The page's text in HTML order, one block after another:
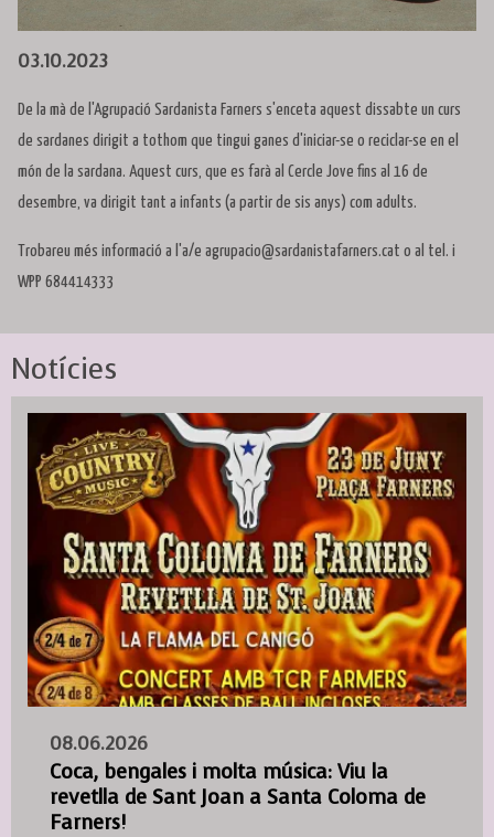
03.10.2023
De la mà de l'Agrupació Sardanista Farners s'enceta aquest dissabte un curs
de sardanes dirigit a tothom que tingui ganes d'iniciar-se o reciclar-se en el
món de la sardana. Aquest curs, que es farà al Cercle Jove fins al 16 de
desembre, va dirigit tant a infants (a partir de sis anys) com adults.
Trobareu més informació a l'a/e agrupacio@sardanistafarners.cat o al tel. i
WPP 684414333
Notícies
08.06.2026
Coca, bengales i molta música: Viu la
revetlla de Sant Joan a Santa Coloma de
Farners!